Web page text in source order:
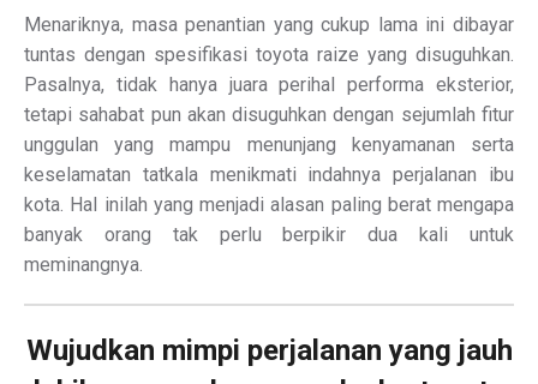
Menariknya, masa penantian yang cukup lama ini dibayar
tuntas dengan spesifikasi toyota raize yang disuguhkan.
Pasalnya, tidak hanya juara perihal performa eksterior,
tetapi sahabat pun akan disuguhkan dengan sejumlah fitur
unggulan yang mampu menunjang kenyamanan serta
keselamatan tatkala menikmati indahnya perjalanan ibu
kota. Hal inilah yang menjadi alasan paling berat mengapa
banyak orang tak perlu berpikir dua kali untuk
meminangnya.
Wujudkan mimpi perjalanan yang jauh